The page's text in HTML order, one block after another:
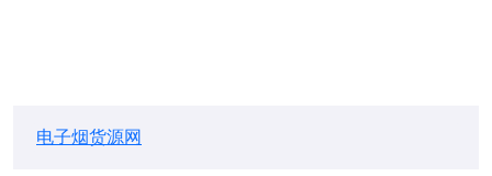
电子烟货源网